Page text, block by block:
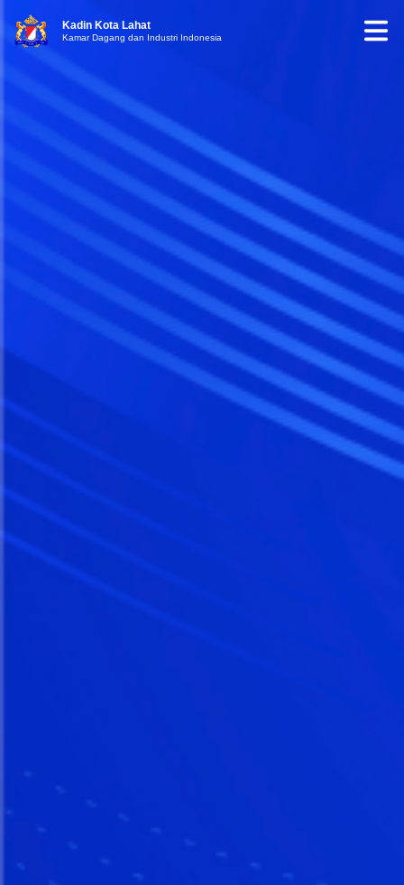
Kadin Kota Lahat
Kamar Dagang dan Industri Indonesia